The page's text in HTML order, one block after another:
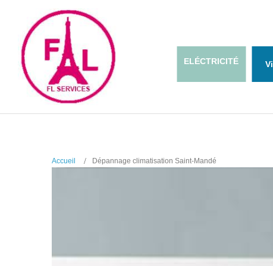
ELÉCTRICITÉ Vi
Accueil Dépannage climatisation Saint-Mandé